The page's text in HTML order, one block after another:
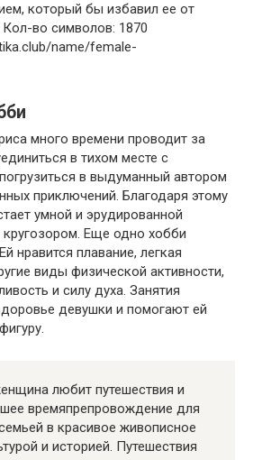
который бы избавил ее от
во символов: 1870
name/female-
много времени проводит за
в тихом месте с
в выдуманный автором
приключений. Благодаря этому
умной и эрудированной
Еще одно хобби
нравится плавание, легкая
виды физической активности,
и силу духа. Занятия
девушки и помогают ей
любит путешествия и
времяпрепровождение для
в красивое живописное
и историей. Путешествия